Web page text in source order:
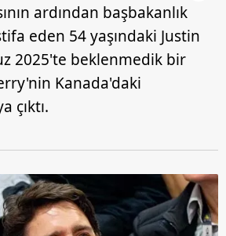
ardından başbakanlık
eden 54 yaşındaki Justin
2025'te beklenmedik bir
Kanada'daki
çıktı.